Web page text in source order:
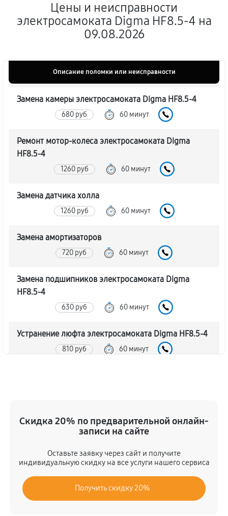
Цены и неисправности
электросамоката Digma HF8.5-4 на
09.08.2026
Описание поломки или неисправности
Замена камеры электросамоката Digma HF8.5-4
680 руб 60 минут
Ремонт мотор-колеса электросамоката Digma
HF8.5-4
1260 руб 60 минут
Замена датчика холла
1260 руб 60 минут
Замена амортизаторов
720 руб 60 минут
Замена подшипников электросамоката Digma
HF8.5-4
630 руб 60 минут
Устранение люфта электросамоката Digma HF8.5-4
810 руб 60 минут
Апгрейд электросамоката Digma HF8.5-4
1800 руб 60 минут
Восстановление разъемов питания
360 руб 60 минут
Замена аккумулятора электросамоката Digma
Скидка 20% по предварительной онлайн-
записи на сайте
Оставьте заявку через сайт и получите
индивидуальную скидку на все услуги нашего сервиса
Получить скидку 20%